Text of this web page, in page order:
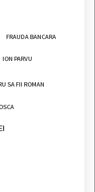
FRAUDA BANCARA
ION PARVU
SA FII ROMAN